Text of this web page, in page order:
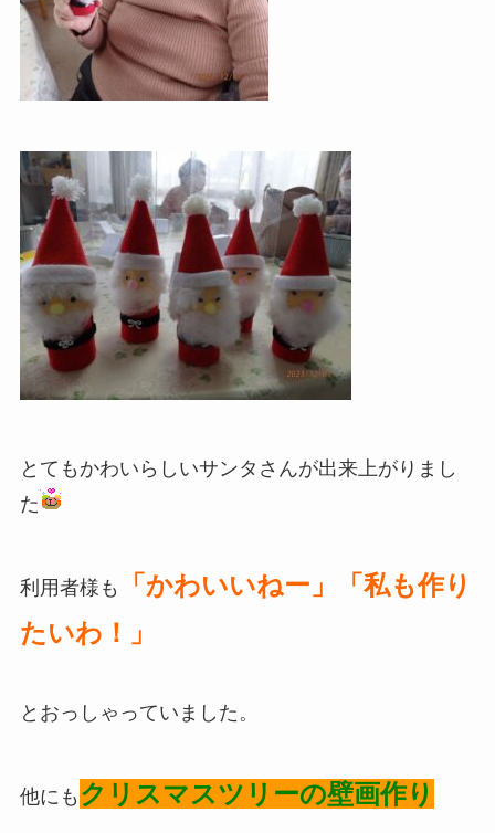
とてもかわいらしいサンタさんが出来上がりまし
た
利用者様も
「かわいいねー」「私も作り
たいわ！」
とおっしゃっていました。
他にも クリスマスツリーの壁画作り